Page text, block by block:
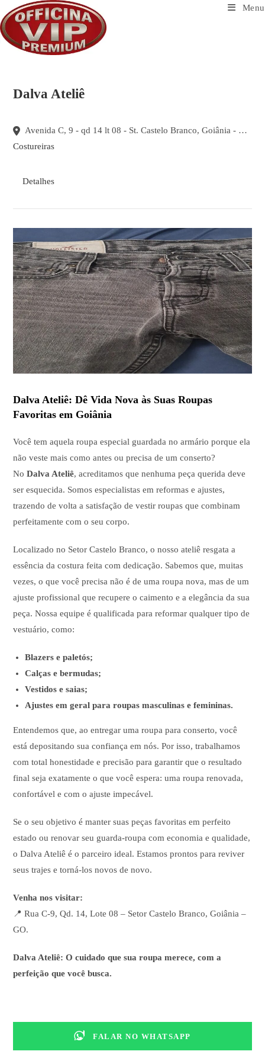
para
o
conteúdo
Menu
Dalva Ateliê
Avenida C, 9 - qd 14 lt 08 - St. Castelo Branco, Goiânia - Goiás
Costureiras
Detalhes
Dalva Ateliê: Dê Vida Nova às Suas Roupas
Favoritas em Goiânia
Você tem aquela roupa especial guardada no armário porque ela
não veste mais como antes ou precisa de um conserto?
NoDalva Ateliê, acreditamos que nenhuma peça querida deve
ser esquecida. Somos especialistas em reformas e ajustes,
trazendo de volta a satisfação de vestir roupas que combinam
perfeitamente com o seu corpo.
Localizado no Setor Castelo Branco, o nosso ateliê resgata a
essência da costura feita com dedicação. Sabemos que, muitas
vezes, o que você precisa não é de uma roupa nova, mas de um
ajuste profissional que recupere o caimento e a elegância da sua
peça. Nossa equipe é qualificada para reformar qualquer tipo de
vestuário, como:
Blazers e paletós;
Calças e bermudas;
Vestidos e saias;
Ajustes em geral para roupas masculinas e femininas.
Entendemos que, ao entregar uma roupa para conserto, você
está depositando sua confiança em nós. Por isso, trabalhamos
com total honestidade e precisão para garantir que o resultado
final seja exatamente o que você espera: uma roupa renovada,
confortável e com o ajuste impecável.
Se o seu objetivo é manter suas peças favoritas em perfeito
estado ou renovar seu guarda-roupa com economia e qualidade,
o Dalva Ateliê é o parceiro ideal. Estamos prontos para reviver
seus trajes e torná-los novos de novo.
Venha nos visitar:
📍 Rua C-9, Qd. 14, Lote 08 – Setor Castelo Branco, Goiânia –
GO.
Dalva Ateliê: O cuidado que sua roupa merece, com a
perfeição que você busca.
FALAR NO WHATSAPP